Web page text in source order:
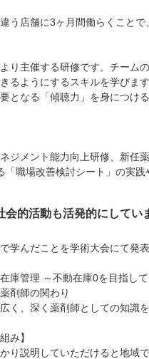
う店舗に3ヶ月間働らくことで
り主催する研修です。チーム
るようにするスキルを学びます
となる「傾聴力」を身につけ
ジメント能力向上研修、新任
「職場改善検討シート」の実
的活動も活発的にしてい
学んだことを学術大会にて発表
庫管理 ～不動在庫0を目指して
剤師の関わり
く、深く薬剤師としての知識
み】
り説明していただけると地域